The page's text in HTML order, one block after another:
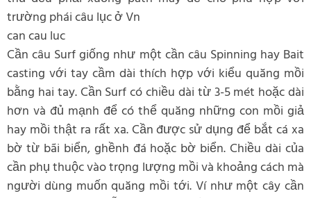
trường phái câu lục ở Vn
can cau luc
Cần câu Surf giống như một cần câu Spinning hay Bait
casting với tay cầm dài thích hợp với kiểu quăng mồi
bằng hai tay. Cần Surf có chiều dài từ 3-5 mét hoặc dài
hơn và đủ mạnh để có thể quăng những con mồi giả
hay mồi thật ra rất xa. Cần được sử dụng để bắt cá xa
bờ từ bãi biển, ghềnh đá hoặc bờ biển. Chiều dài của
cần phụ thuộc vào trọng lượng mồi và khoảng cách mà
người dùng muốn quăng mồi tới. Ví như một cây cần